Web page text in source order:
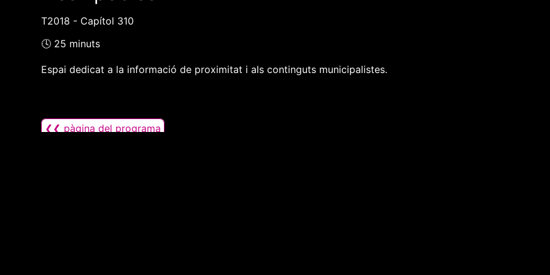
T2018 - Capítol 310
🕓 25 minuts
Espai dedicat a la informació de proximitat i als continguts municipalistes.
❮❮ pàgina del programa